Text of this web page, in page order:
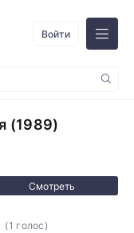
Войти
(1989)
(1 голос)